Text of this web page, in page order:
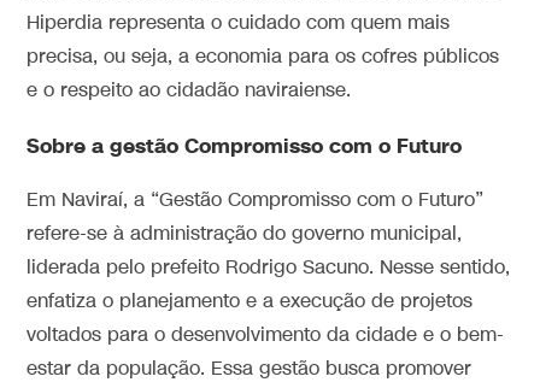
Hiperdia representa o cuidado com quem mais
precisa, ou seja, a economia para os cofres públicos
e o respeito ao cidadão naviraiense.
Sobre a gestão Compromisso com o Futuro
Em Naviraí, a “Gestão Compromisso com o Futuro”
refere-se à administração do governo municipal,
liderada pelo prefeito Rodrigo Sacuno. Nesse sentido,
enfatiza o planejamento e a execução de projetos
voltados para o desenvolvimento da cidade e o bem-
estar da população. Essa gestão busca promover